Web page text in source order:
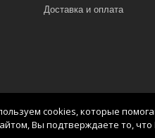
Доставка и оплата
cookies, которые
Вы подтверждаете то,